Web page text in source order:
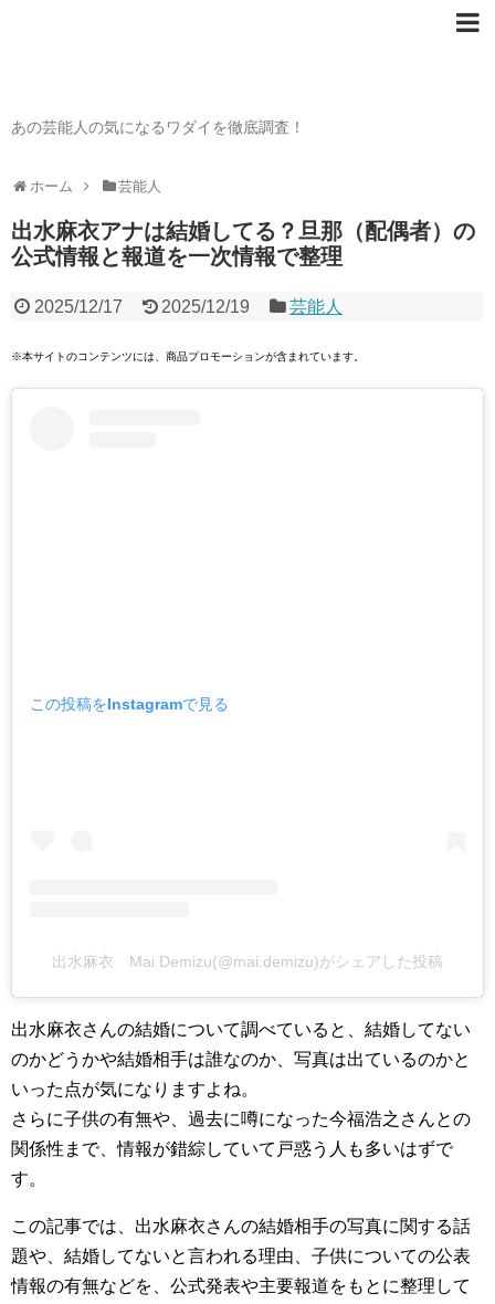
あの芸能人の気になるワダイを徹底調査！
ホーム 芸能人
出水麻衣アナは結婚してる？旦那（配偶者）の
公式情報と報道を一次情報で整理
2025/12/17 2025/12/19 芸能人
※本サイトのコンテンツには、商品プロモーションが含まれています。
この投稿をInstagramで見る
出水麻衣 Mai Demizu(@mai.demizu)がシェアした投稿
出水麻衣さんの結婚について調べていると、結婚してない
のかどうかや結婚相手は誰なのか、写真は出ているのかと
いった点が気になりますよね。
さらに子供の有無や、過去に噂になった今福浩之さんとの
関係性まで、情報が錯綜していて戸惑う人も多いはずで
す。
この記事では、出水麻衣さんの結婚相手の写真に関する話
題や、結婚してないと言われる理由、子供についての公表
情報の有無などを、公式発表や主要報道をもとに整理して